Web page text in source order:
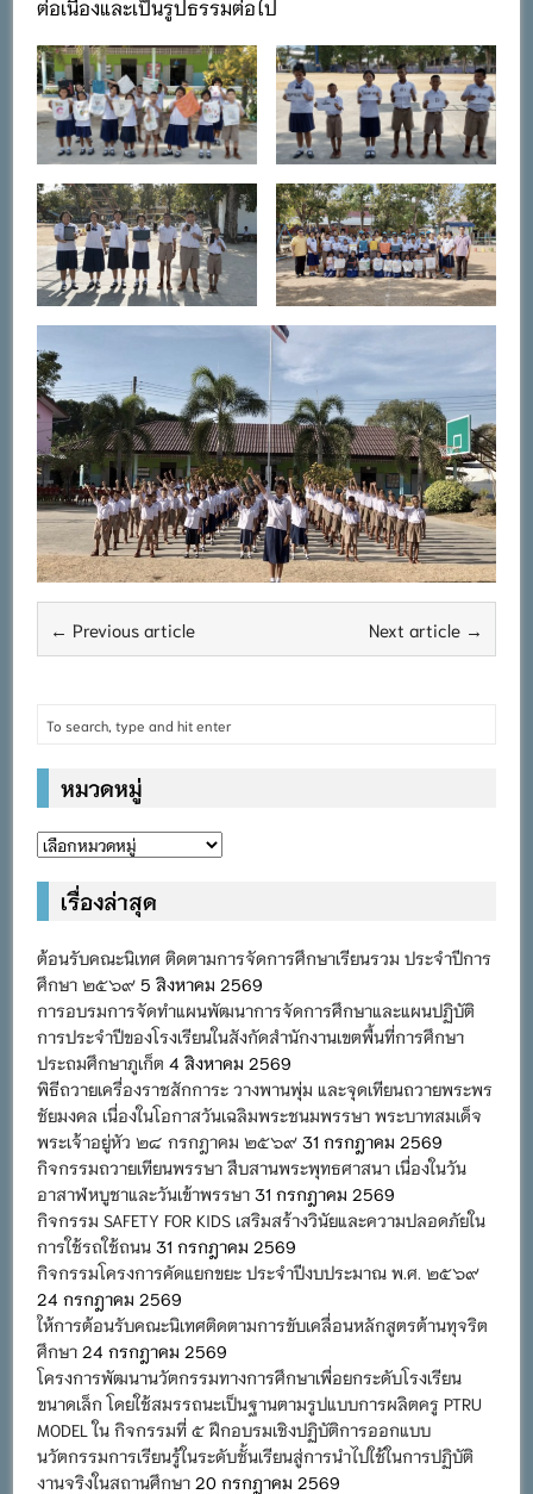
ต่อเนื่องและเป็นรูปธรรมต่อไป
← Previous article Next article →
หมวดหมู่
หมวด
เรื่องล่าสุด
ต้อนรับคณะนิเทศ ติดตามการจัดการศึกษาเรียนรวม ประจำปีการ
ศึกษา ๒๕๖๙ 5 สิงหาคม 2569
การอบรมการจัดทำแผนพัฒนาการจัดการศึกษาและแผนปฏิบัติ
การประจำปีของโรงเรียนในสังกัดสำนักงานเขตพื้นที่การศึกษา
ประถมศึกษาภูเก็ต 4 สิงหาคม 2569
พิธีถวายเครื่องราชสักการะ วางพานพุ่ม และจุดเทียนถวายพระพร
ชัยมงคล เนื่องในโอกาสวันเฉลิมพระชนมพรรษา พระบาทสมเด็จ
พระเจ้าอยู่หัว ๒๘ กรกฎาคม ๒๕๖๙ 31 กรกฎาคม 2569
กิจกรรมถวายเทียนพรรษา สืบสานพระพุทธศาสนา เนื่องในวัน
อาสาฬหบูชาและวันเข้าพรรษา 31 กรกฎาคม 2569
กิจกรรม SAFETY FOR KIDS เสริมสร้างวินัยและความปลอดภัยใน
การใช้รถใช้ถนน 31 กรกฎาคม 2569
กิจกรรมโครงการคัดแยกขยะ ประจำปีงบประมาณ พ.ศ. ๒๕๖๙
24 กรกฎาคม 2569
ให้การต้อนรับคณะนิเทศติดตามการขับเคลื่อนหลักสูตรต้านทุจริต
ศึกษา 24 กรกฎาคม 2569
โครงการพัฒนานวัตกรรมทางการศึกษาเพื่อยกระดับโรงเรียน
ขนาดเล็ก โดยใช้สมรรถนะเป็นฐานตามรูปแบบการผลิตครู PTRU
MODEL ใน กิจกรรมที่ ๕ ฝึกอบรมเชิงปฏิบัติการออกแบบ
นวัตกรรมการเรียนรู้ในระดับชั้นเรียนสู่การนำไปใช้ในการปฏิบัติ
งานจริงในสถานศึกษา 20 กรกฎาคม 2569